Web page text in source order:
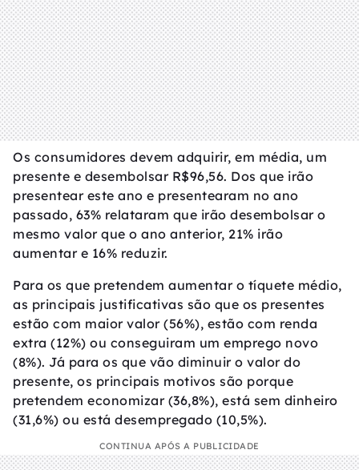
Os consumidores devem adquirir, em média, um
presente e desembolsar R$96,56. Dos que irão
presentear este ano e presentearam no ano
passado, 63% relataram que irão desembolsar o
mesmo valor que o ano anterior, 21% irão
aumentar e 16% reduzir.
Para os que pretendem aumentar o tíquete médio,
as principais justificativas são que os presentes
estão com maior valor (56%), estão com renda
extra (12%) ou conseguiram um emprego novo
(8%). Já para os que vão diminuir o valor do
presente, os principais motivos são porque
pretendem economizar (36,8%), está sem dinheiro
(31,6%) ou está desempregado (10,5%).
CONTINUA APÓS A PUBLICIDADE